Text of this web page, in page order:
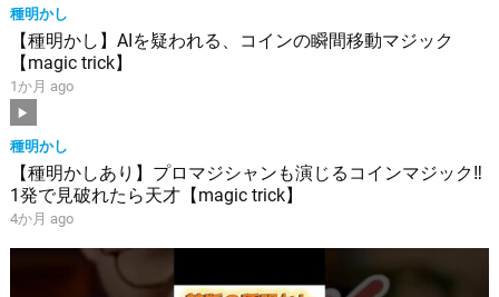
種明かし
【種明かし】AIを疑われる、コインの瞬間移動マジック
【magic trick】
1か月 ago
種明かし
【種明かしあり】プロマジシャンも演じるコインマジック‼️
1発で見破れたら天才【magic trick】
4か月 ago